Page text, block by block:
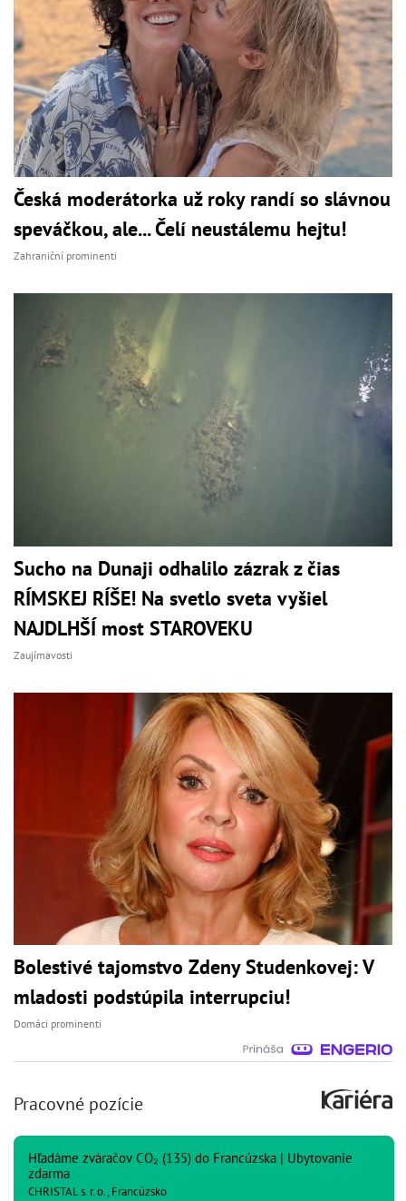
Česká moderátorka už roky randí so slávnou
speváčkou, ale... Čelí neustálemu hejtu!
Zahraniční prominenti
Sucho na Dunaji odhalilo zázrak z čias
RÍMSKEJ RÍŠE! Na svetlo sveta vyšiel
NAJDLHŠÍ most STAROVEKU
Zaujímavosti
Bolestivé tajomstvo Zdeny Studenkovej: V
mladosti podstúpila interrupciu!
Domáci prominenti
Pracovné pozície
Hľadáme zváračov CO₂ (135) do Francúzska | Ubytovanie
zdarma
CHRISTAL s. r. o., Francúzsko